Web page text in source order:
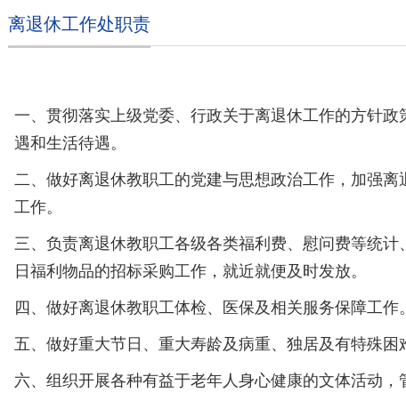
离退休工作处职责
一、贯彻落实上级党委、行政关于离退休工作的方针
遇和生活待遇。
二、做好离退休教职工的党建与思想政治工作，加强
工作。
三、负责离退休教职工各级各类福利费、慰问费等统
日福利物品的招标采购工作，就近就便及时发放。
四、做好离退休教职工体检、医保及相关服务保障工
五、做好重大节日、重大寿龄及病重、独居及有特殊
六、组织开展各种有益于老年人身心健康的文体活动